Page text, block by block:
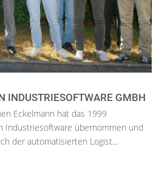
INDUSTRIESOFTWARE GMBH
Eckelmann hat das 1999
Industriesoftware übernommen und
der automatisierten Logist...